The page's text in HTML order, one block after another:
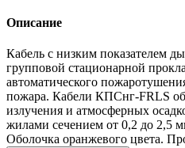
Описание
Кабель с низким показателем
групповой стационарной
автоматического
пожара. Кабели КПСнг-FRLS
излучения и атмосферных
жилами сечением от 0,2 до 2,5
Оболочка оранжевого цвета.